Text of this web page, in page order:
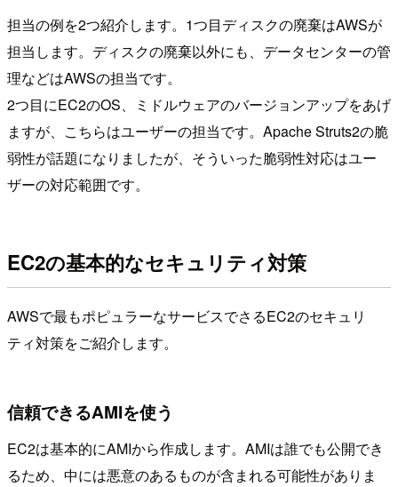
担当の例を2つ紹介します。1つ目ディスクの廃棄はAWSが
担当します。ディスクの廃棄以外にも、データセンターの管
理などはAWSの担当です。
2つ目にEC2のOS、ミドルウェアのバージョンアップをあげ
ますが、こちらはユーザーの担当です。Apache Struts2の脆
弱性が話題になりましたが、そういった脆弱性対応はユー
ザーの対応範囲です。
EC2の基本的なセキュリティ対策
AWSで最もポピュラーなサービスでさるEC2のセキュリ
ティ対策をご紹介します。
信頼できるAMIを使う
EC2は基本的にAMIから作成します。AMIは誰でも公開でき
るため、中には悪意のあるものが含まれる可能性がありま